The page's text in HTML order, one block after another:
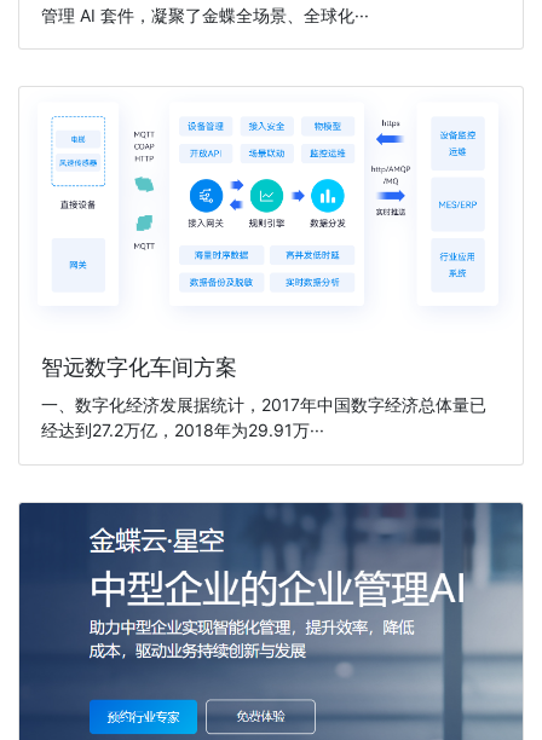
管理 AI 套件，凝聚了金蝶全场景、全球化···
智远数字化车间方案
一、数字化经济发展据统计，2017年中国数字经济总体量已
经达到27.2万亿，2018年为29.91万···